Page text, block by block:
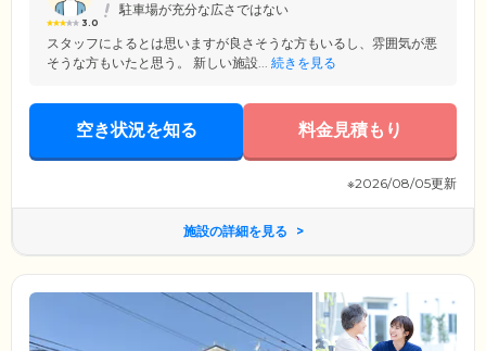
3.0
駐車場が充分な広さではない
スタッフによるとは思いますが良さそうな方もいるし、雰囲気が悪
そうな方もいたと思う。 新しい施設... 続きを見る
空き状況を知る 料金見積もり
※2026/08/05更新
施設の詳細を見る